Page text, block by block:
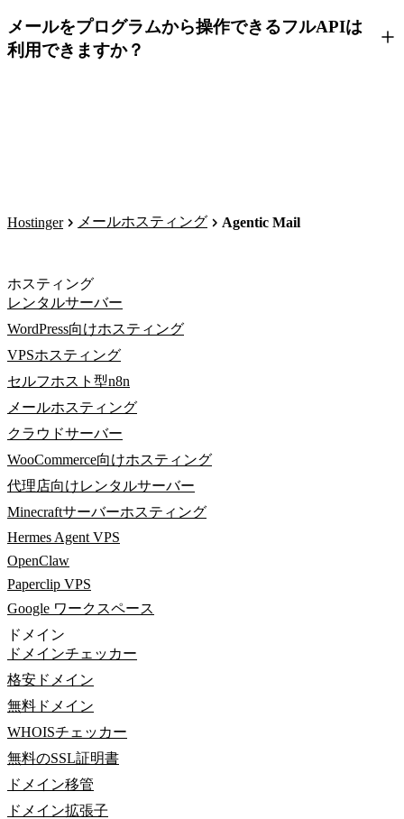
メールをプログラムから操作できるフルAPIは
利用できますか？
Hostinger メールホスティング Agentic Mail
ホスティング
レンタルサーバー
WordPress向けホスティング
VPSホスティング
セルフホスト型n8n
メールホスティング
クラウドサーバー
WooCommerce向けホスティング
代理店向けレンタルサーバー
Minecraftサーバーホスティング
Hermes Agent VPS
OpenClaw
Paperclip VPS
Google ワークスペース
ドメイン
ドメインチェッカー
格安ドメイン
無料ドメイン
WHOISチェッカー
無料のSSL証明書
ドメイン移管
ドメイン拡張子